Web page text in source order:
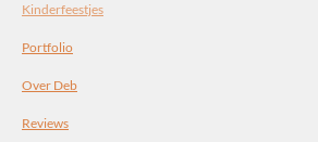
Kinderfeestjes
Portfolio
Over Deb
Reviews